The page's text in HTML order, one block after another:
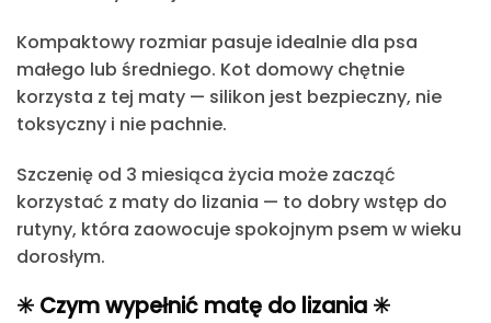
Kompaktowy rozmiar pasuje idealnie dla psa
małego lub średniego. Kot domowy chętnie
korzysta z tej maty — silikon jest bezpieczny, nie
toksyczny i nie pachnie.
Szczenię od 3 miesiąca życia może zacząć
korzystać z maty do lizania — to dobry wstęp do
rutyny, która zaowocuje spokojnym psem w wieku
dorosłym.
✳️ Czym wypełnić matę do lizania ✳️